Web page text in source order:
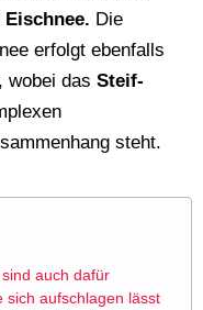
Eischnee. Die
erfolgt ebenfalls
wobei das Steif-
steht.
auch dafür
sich aufschlagen lässt